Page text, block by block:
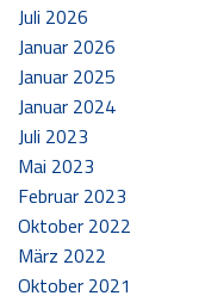
Juli 2026
Januar 2026
Januar 2025
Januar 2024
Juli 2023
Mai 2023
Februar 2023
Oktober 2022
März 2022
Oktober 2021